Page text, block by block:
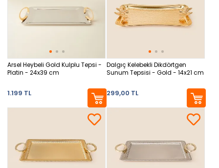
Arsel Heybeli Gold Kulplu Tepsi -
Platin - 24x39 cm
1.199 TL
Dalgıç Kelebekli Dikdörtgen
Sunum Tepsisi - Gold - 14x21 cm
299,00 TL